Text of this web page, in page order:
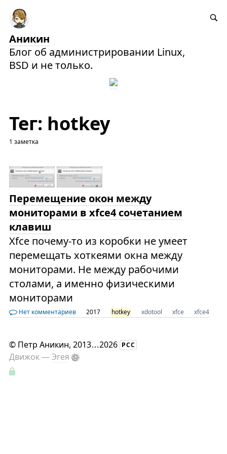
Аникин
Блог об администрировании Linux,
BSD и не только.
Тег: hotkey
1 заметка
Перемещение окон между
мониторами в xfce4 сочетанием
клавиш
Xfce почему-то из коробки не умеет
перемещать хоткеями окна между
мониторами. Не между рабочими
столами, а именно физическими
мониторами
Нет комментариев 2017 hotkey xdotool xfce xfce4
© Петр Аникин, 2013...2026 РСС
Движок —Эгея